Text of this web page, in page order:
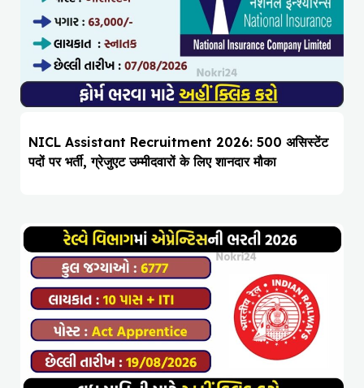
NICL Assistant Recruitment 2026: 500 असिस्टेंट
पदों पर भर्ती, ग्रेजुएट उम्मीदवारों के लिए शानदार मौका